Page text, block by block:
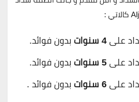
على4 سنوات
بدون فوائد.
على5 سنوات
بدون فوائد.
على6 سنوات بدون فوائد .